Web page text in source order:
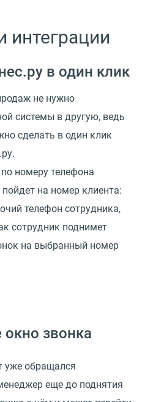
интеграции
в один клик
не нужно
системы в другую, ведь
сделать в один клик
номеру телефона
на номер клиента:
телефон сотрудника,
сотрудник поднимет
на выбранный номер
звонка
уже обращался
еще до поднятия